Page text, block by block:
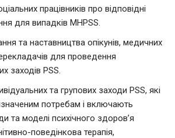
працівників про відповідні
для випадків MHPSS.
та наставництва опікунів, медичних
для проведення
заходів PSS.
та групових заходи PSS, які
потребам і включають
та моделі психічного здоров’я
поведінкова терапія,